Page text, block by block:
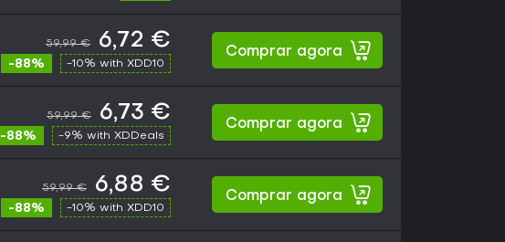
59,99 € 6,72 €
-88% -10% with XDD10
Comprar agora
59,99 € 6,73 €
-88% -9% with XDDeals
Comprar agora
59,99 € 6,88 €
-88% -10% with XDD10
Comprar agora